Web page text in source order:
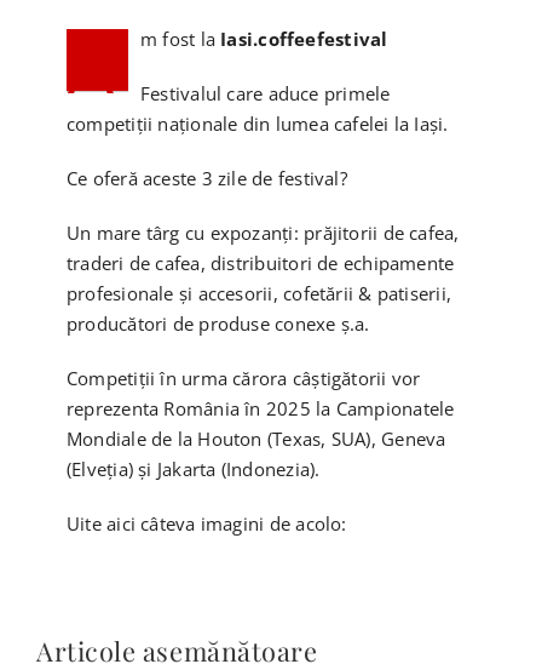
A m fost la Iasi.coffeefestival
Festivalul care aduce primele
competiții naționale din lumea cafelei la Iași.
Ce oferă aceste 3 zile de festival?
Un mare târg cu expozanți: prăjitorii de cafea,
traderi de cafea, distribuitori de echipamente
profesionale și accesorii, cofetării & patiserii,
producători de produse conexe ș.a.
Competiții în urma cărora câștigătorii vor
reprezenta România în 2025 la Campionatele
Mondiale de la Houton (Texas, SUA), Geneva
(Elveția) și Jakarta (Indonezia).
Uite aici câteva imagini de acolo:
Articole asemănătoare